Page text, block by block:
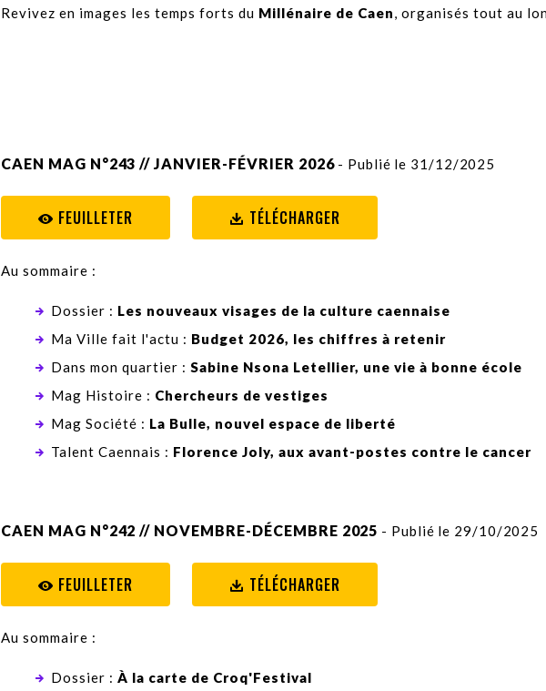
Revivez en images les temps forts du Millénaire de Caen, organisés tout au
CAEN MAG N°243 // JANVIER-FÉVRIER 2026- Publié le 31/12/2025
FEUILLETER TÉLÉCHARGER
Au sommaire :
Dossier : Les nouveaux visages de la culture caennaise
Ma Ville fait l'actu : Budget 2026, les chiffres à retenir
Dans mon quartier : Sabine Nsona Letellier, une vie à bonne école
Mag Histoire : Chercheurs de vestiges
Mag Société : La Bulle, nouvel espace de liberté
Talent Caennais : Florence Joly, aux avant-postes contre le cancer
CAEN MAG N°242 // NOVEMBRE-DÉCEMBRE 2025 - Publié le 29/10/2025
FEUILLETER TÉLÉCHARGER
Au sommaire :
Dossier : À la carte de Croq'Festival